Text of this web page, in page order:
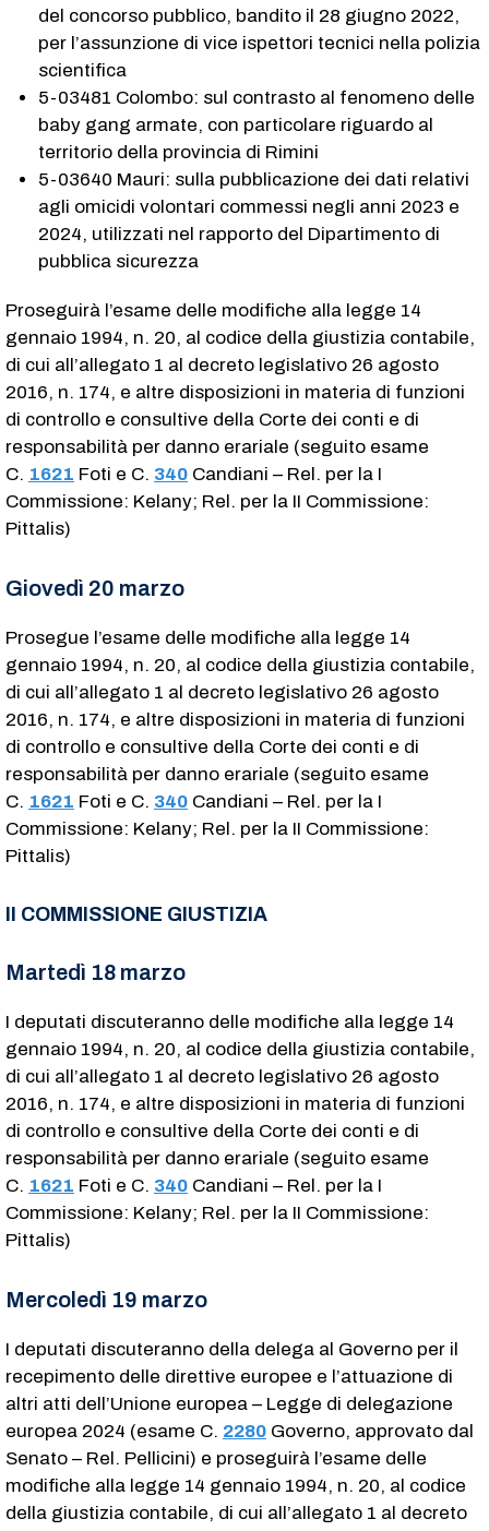
del concorso pubblico, bandito il 28 giugno 2022,
per l’assunzione di vice ispettori tecnici nella polizia
scientifica
5-03481 Colombo: sul contrasto al fenomeno delle
baby gang armate, con particolare riguardo al
territorio della provincia di Rimini
5-03640 Mauri: sulla pubblicazione dei dati relativi
agli omicidi volontari commessi negli anni 2023 e
2024, utilizzati nel rapporto del Dipartimento di
pubblica sicurezza
Proseguirà l’esame delle modifiche alla legge 14
gennaio 1994, n. 20, al codice della giustizia contabile,
di cui all’allegato 1 al decreto legislativo 26 agosto
2016, n. 174, e altre disposizioni in materia di funzioni
di controllo e consultive della Corte dei conti e di
responsabilità per danno erariale (seguito esame
C. 1621 ​ Foti e C. 340 ​ Candiani – Rel. per la I
Commissione: Kelany; Rel. per la II Commissione:
Pittalis)
Giovedì 20 marzo
Prosegue l’esame delle modifiche alla legge 14
gennaio 1994, n. 20, al codice della giustizia contabile,
di cui all’allegato 1 al decreto legislativo 26 agosto
2016, n. 174, e altre disposizioni in materia di funzioni
di controllo e consultive della Corte dei conti e di
responsabilità per danno erariale (seguito esame
C. 1621 ​ Foti e C. 340 ​ Candiani – Rel. per la I
Commissione: Kelany; Rel. per la II Commissione:
Pittalis)
II COMMISSIONE GIUSTIZIA
Martedì 18 marzo
I deputati discuteranno delle modifiche alla legge 14
gennaio 1994, n. 20, al codice della giustizia contabile,
di cui all’allegato 1 al decreto legislativo 26 agosto
2016, n. 174, e altre disposizioni in materia di funzioni
di controllo e consultive della Corte dei conti e di
responsabilità per danno erariale (seguito esame
C. 1621 ​ Foti e C. 340 ​ Candiani – Rel. per la I
Commissione: Kelany; Rel. per la II Commissione:
Pittalis)
Mercoledì 19 marzo
I deputati discuteranno della delega al Governo per il
recepimento delle direttive europee e l’attuazione di
altri atti dell’Unione europea – Legge di delegazione
europea 2024 (esame C. 2280 ​ Governo, approvato dal
Senato – Rel. Pellicini) e proseguirà l’esame delle
modifiche alla legge 14 gennaio 1994, n. 20, al codice
della giustizia contabile, di cui all’allegato 1 al decreto